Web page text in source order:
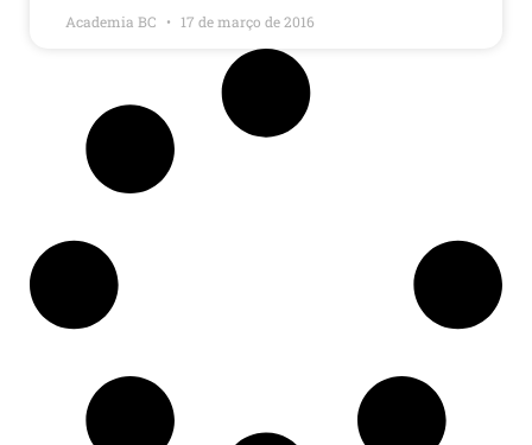
Academia BC 17 de março de 2016